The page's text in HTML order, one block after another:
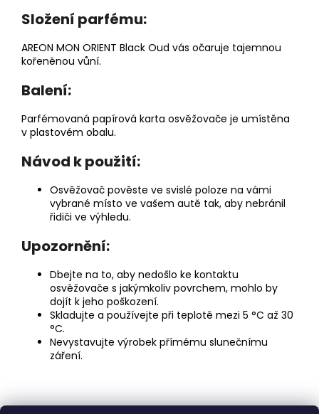
Složení parfému:
AREON MON ORIENT Black Oud vás očaruje tajemnou
kořeněnou vůní.
Balení:
Parfémovaná papírová karta osvěžovače je umístěna
v plastovém obalu.
Návod k použití:
Osvěžovač pověste ve svislé poloze na vámi
vybrané místo ve vašem autě tak, aby nebránil
řidiči ve výhledu.
Upozornění:
Dbejte na to, aby nedošlo ke kontaktu
osvěžovače s jakýmkoliv povrchem, mohlo by
dojít k jeho poškození.
Skladujte a používejte při teplotě mezi 5 °C až 30
°C.
Nevystavujte výrobek přímému slunečnímu
záření.